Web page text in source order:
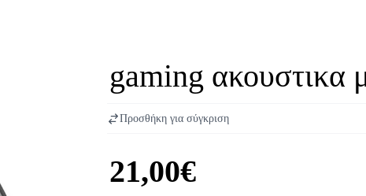
gaming ακουστικα
21,00€
Προσθήκη για σύγκριση